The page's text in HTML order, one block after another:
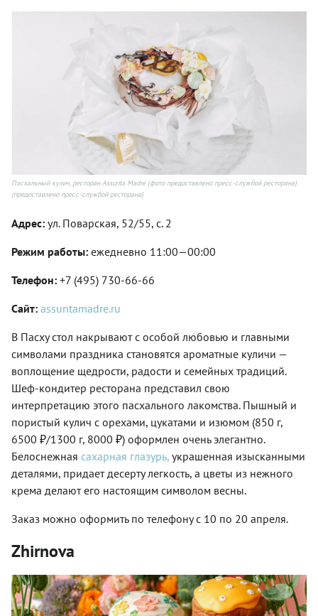
Пасхальный кулич, ресторан Assunta Madre (фото предоставлено пресс-службой ресторана)
(предоставлено пресс-службой ресторана)
Адрес: ул. Поварская, 52/55, с. 2
Режим работы: ежедневно 11:00—00:00
Телефон: +7 (495) 730-66-66
Сайт: assuntamadre.ru
В Пасху стол накрывают с особой любовью и главными
символами праздника становятся ароматные куличи —
воплощение щедрости, радости и семейных традиций.
Шеф-кондитер ресторана представил свою
интерпретацию этого пасхального лакомства. Пышный и
пористый кулич с орехами, цукатами и изюмом (850 г,
6500 ₽/1300 г, 8000 ₽) оформлен очень элегантно.
Белоснежная сахарная глазурь, украшенная изысканными
деталями, придает десерту легкость, а цветы из нежного
крема делают его настоящим символом весны.
Заказ можно оформить по телефону с 10 по 20 апреля.
Zhirnova